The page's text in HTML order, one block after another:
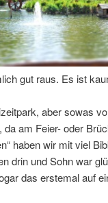
gut raus. Es ist
aber sowas
am Feier- oder
haben wir mit viel
drin und Sohn war
das erstemal auf